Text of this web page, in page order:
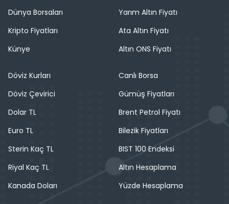
Dünya Borsaları
Kripto Fiyatları
Künye
Yarım Altın Fiyatı
Ata Altın Fiyatı
Altın ONS Fiyatı
Döviz Kurları
Döviz Çevirici
Dolar TL
Euro TL
Sterin Kaç TL
Riyal Kaç TL
Kanada Doları
Canlı Borsa
Gümüş Fiyatları
Brent Petrol Fiyatı
Bilezik Fiyatları
BIST 100 Endeksi
Altın Hesaplama
Yüzde Hesaplama